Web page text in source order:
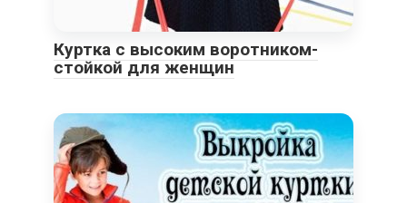
Куртка с высоким воротником-
стойкой для женщин